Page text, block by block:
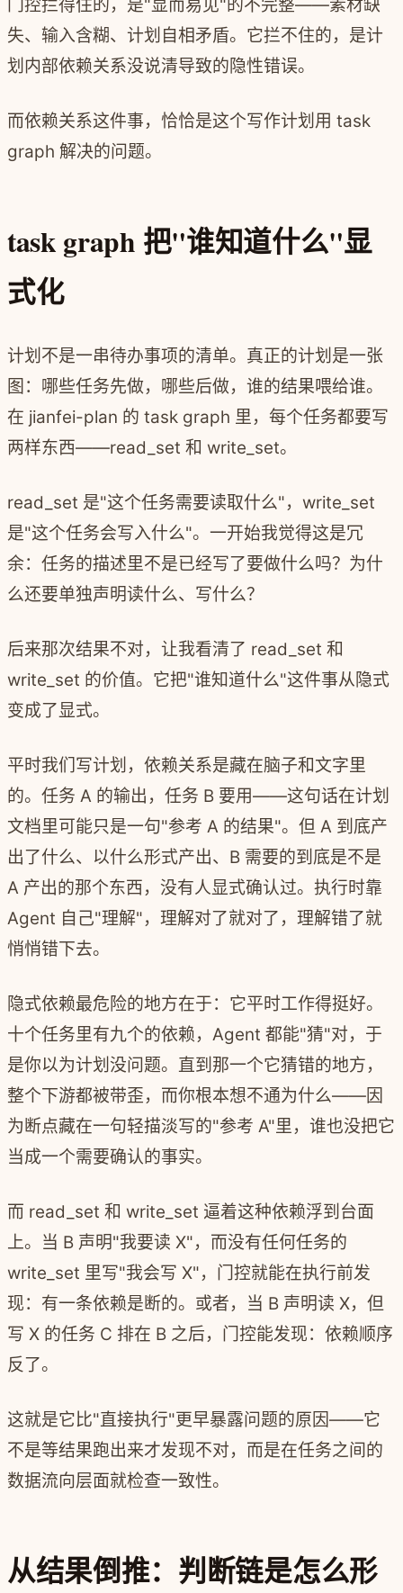
门控拦得住的，是"显而易见"的不完整——素材缺
失、输入含糊、计划自相矛盾。它拦不住的，是计
划内部依赖关系没说清导致的隐性错误。
而依赖关系这件事，恰恰是这个写作计划用 task
graph 解决的问题。
task graph 把"谁知道什么"显
式化
计划不是一串待办事项的清单。真正的计划是一张
图：哪些任务先做，哪些后做，谁的结果喂给谁。
在 jianfei-plan 的 task graph 里，每个任务都要写
两样东西——read_set 和 write_set。
read_set 是"这个任务需要读取什么"，write_set
是"这个任务会写入什么"。一开始我觉得这是冗
余：任务的描述里不是已经写了要做什么吗？为什
么还要单独声明读什么、写什么？
后来那次结果不对，让我看清了 read_set 和
write_set 的价值。它把"谁知道什么"这件事从隐式
变成了显式。
平时我们写计划，依赖关系是藏在脑子和文字里
的。任务 A 的输出，任务 B 要用——这句话在计划
文档里可能只是一句"参考 A 的结果"。但 A 到底产
出了什么、以什么形式产出、B 需要的到底是不是
A 产出的那个东西，没有人显式确认过。执行时靠
Agent 自己"理解"，理解对了就对了，理解错了就
悄悄错下去。
隐式依赖最危险的地方在于：它平时工作得挺好。
十个任务里有九个的依赖，Agent 都能"猜"对，于
是你以为计划没问题。直到那一个它猜错的地方，
整个下游都被带歪，而你根本想不通为什么——因
为断点藏在一句轻描淡写的"参考 A"里，谁也没把它
当成一个需要确认的事实。
而 read_set 和 write_set 逼着这种依赖浮到台面
上。当 B 声明"我要读 X"，而没有任何任务的
write_set 里写"我会写 X"，门控就能在执行前发
现：有一条依赖是断的。或者，当 B 声明读 X，但
写 X 的任务 C 排在 B 之后，门控能发现：依赖顺序
反了。
这就是它比"直接执行"更早暴露问题的原因——它
不是等结果跑出来才发现不对，而是在任务之间的
数据流向层面就检查一致性。
从结果倒推：判断链是怎么形